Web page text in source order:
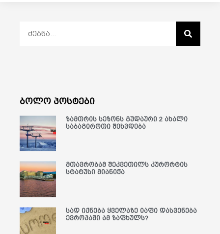
ბოლო პოსტები
ზამთრის სეზონს გუდაური 2 ახალი
საბაგიროთი შეხვდება
მთავრობამ შეკვეთილს კურორტის
სტატუსი მიანიჭა
სად იქნება ყველაზე იაფი დასვენება
ევროპაში ამ ზაფხულს?